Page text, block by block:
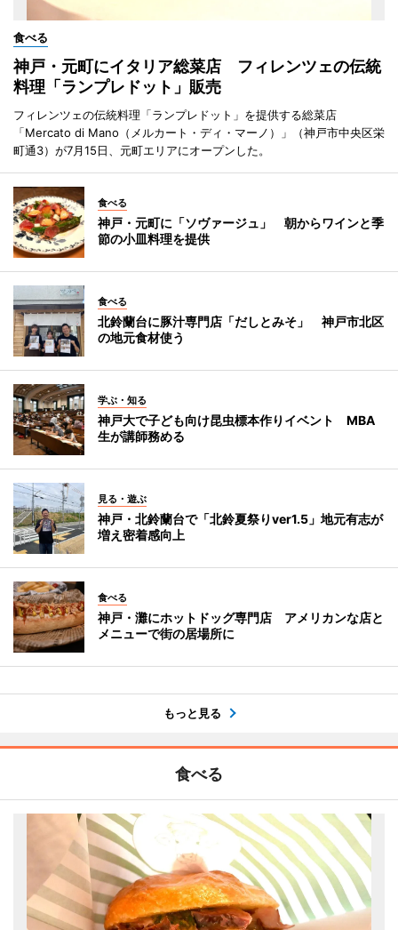
食べる
神戸・元町にイタリア総菜店 フィレンツェの伝統
料理「ランプレドット」販売
フィレンツェの伝統料理「ランプレドット」を提供する総菜店
「Mercato di Mano（メルカート・ディ・マーノ）」（神戸市中央区栄
町通3）が7月15日、元町エリアにオープンした。
食べる
神戸・元町に「ソヴァージュ」 朝からワインと季
節の小皿料理を提供
食べる
北鈴蘭台に豚汁専門店「だしとみそ」 神戸市北区
の地元食材使う
学ぶ・知る
神戸大で子ども向け昆虫標本作りイベント MBA
生が講師務める
見る・遊ぶ
神戸・北鈴蘭台で「北鈴夏祭りver1.5」地元有志が
増え密着感向上
食べる
神戸・灘にホットドッグ専門店 アメリカンな店と
メニューで街の居場所に
もっと見る
食べる